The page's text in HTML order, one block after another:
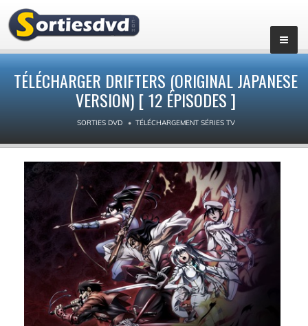
TÉLÉCHARGER DRIFTERS (ORIGINAL JAPANESE
VERSION) [ 12 ÉPISODES ]
SORTIES DVD TÉLÉCHARGEMENT SÉRIES TV